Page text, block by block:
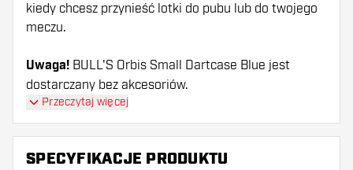
kiedy chcesz przynieść lotki do pubu lub do twojego
meczu.
Uwaga! BULL'S Orbis Small Dartcase Blue jest
dostarczany bez akcesoriów.
Przeczytaj więcej
SPECYFIKACJE PRODUKTU